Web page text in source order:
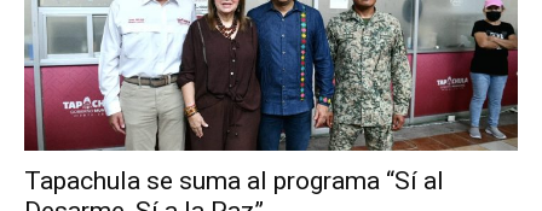
Tapachula se suma al programa “Sí al